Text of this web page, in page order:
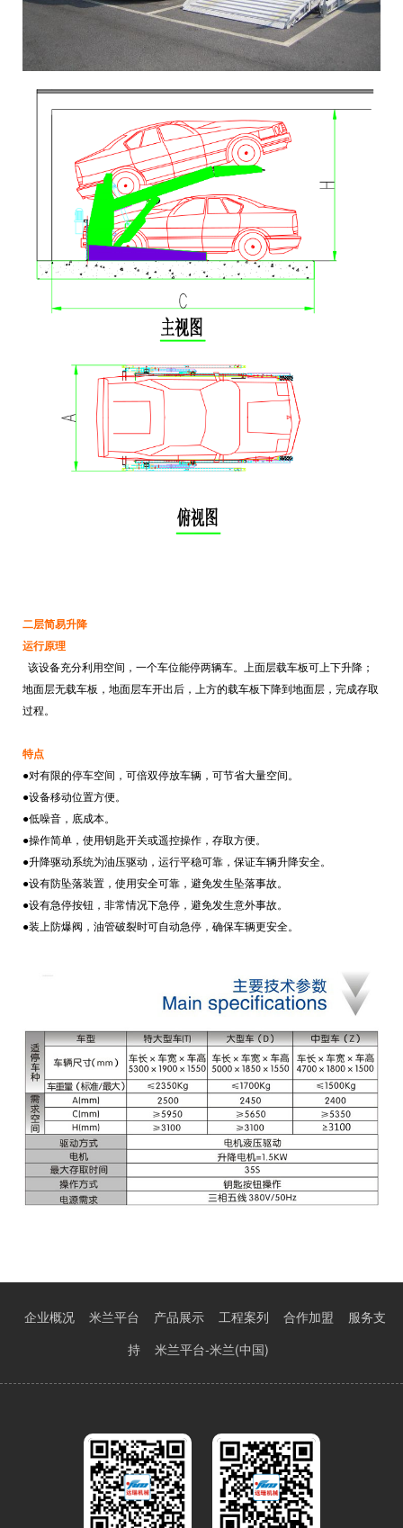
二层简易升降
运行原理
该设备充分利用空间，一个车位能停两辆车。上面层载车板可上下升降；
地面层无载车板，地面层车开出后，上方的载车板下降到地面层，完成存取
过程。
特点
●对有限的停车空间，可倍双停放车辆，可节省大量空间。
●设备移动位置方便。
●低噪音，底成本。
●操作简单，使用钥匙开关或遥控操作，存取方便。
●升降驱动系统为油压驱动，运行平稳可靠，保证车辆升降安全。
●设有防坠落装置，使用安全可靠，避免发生坠落事故。
●设有急停按钮，非常情况下急停，避免发生意外事故。
●装上防爆阀，油管破裂时可自动急停，确保车辆更安全。
企业概况 米兰平台 产品展示 工程案列 合作加盟
服务支
持
米兰平台-米兰(中国)